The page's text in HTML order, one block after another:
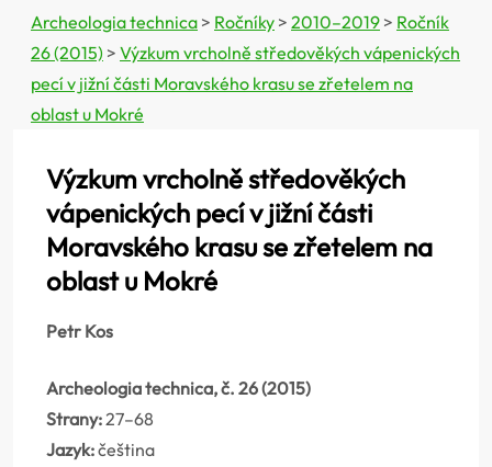
Archeologia technica > Ročníky > 2010–2019 > Ročník
26 (2015) > Výzkum vrcholně středověkých vápenických
pecí v jižní části Moravského krasu se zřetelem na
oblast u Mokré
Výzkum vrcholně středověkých
vápenických pecí v jižní části
Moravského krasu se zřetelem na
oblast u Mokré
Petr Kos
Archeologia technica, č. 26 (2015)
Strany: 27–68
Jazyk:čeština